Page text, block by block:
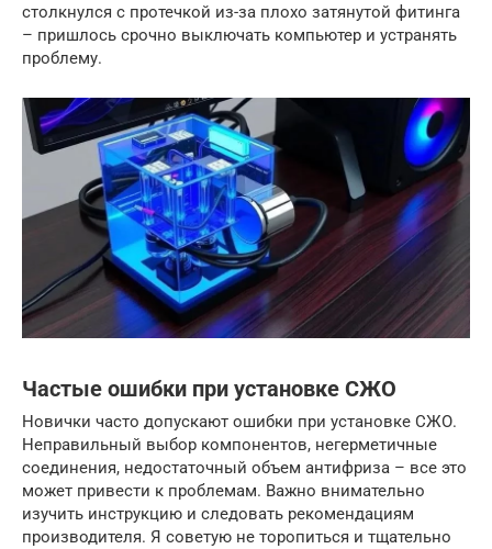
столкнулся с протечкой из-за плохо затянутой фитинга
– пришлось срочно выключать компьютер и устранять
проблему.
Частые ошибки при установке СЖО
Новички часто допускают ошибки при установке СЖО.
Неправильный выбор компонентов, негерметичные
соединения, недостаточный объем антифриза – все это
может привести к проблемам. Важно внимательно
изучить инструкцию и следовать рекомендациям
производителя. Я советую не торопиться и тщательно